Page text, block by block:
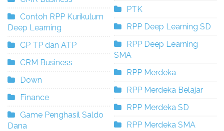
Contoh RPP Kurikulum
Deep Learning
CP TP dan ATP
CRM Business
Down
Finance
Game Penghasil Saldo
Dana
PTK
RPP Deep Learning SD
RPP Deep Learning
SMA
RPP Merdeka
RPP Merdeka Belajar
RPP Merdeka SD
RPP Merdeka SMA